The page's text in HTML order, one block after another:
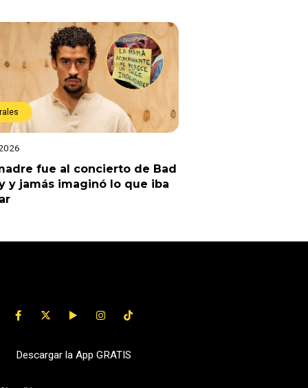
fue al concierto de Bad
y jamás imaginó lo que iba
Descargar la App GRATIS